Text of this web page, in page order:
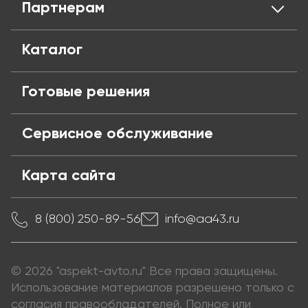
Политика конфиденциальности
Публичная оферта
Обмен и возврат
Частые вопросы
Блог
Партнерам
Каталог
Готовые решения
Сервисное обслуживание
Карта сайта
8 (800) 250-89-56 info@aa43.ru
© 2026 "aspekt-avto.ru" Все права защищены.
Использование материалов разрешено только с
согласия правообладателей. Полное или